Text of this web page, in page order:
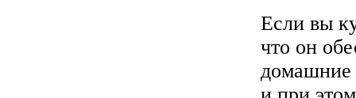
Если вы
что он
домашние